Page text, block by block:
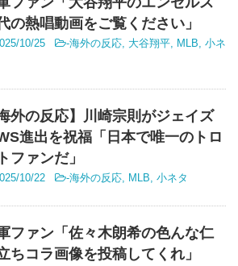
の熱唱動画をご覧ください」
10/25 -海外の反応, 大谷翔平, MLB, 小ネ
海外の反応】川崎宗則がジェイズ
進出を祝福「日本で唯一のトロ
ファンだ」
10/22 -海外の反応, MLB, 小ネタ
ファン「佐々木朗希の色んな仁
ちコラ画像を投稿してくれ」